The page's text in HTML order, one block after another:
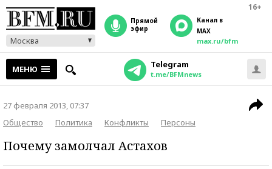
16+
Москва
прямой
эфир
Канал в
MAX
max.ru/bfm
МЕНЮ Telegram
t.me/BFMnews
27 февраля 2013, 07:37
Общество
Политика Конфликты Персоны
Почему замолчал Астахов